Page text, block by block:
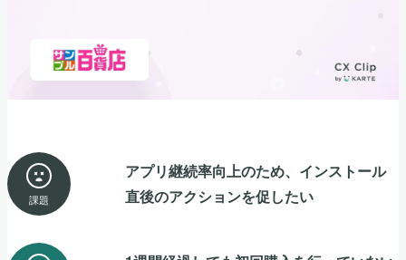
課題
アプリ継続率向上のため、インストール
直後のアクションを促したい